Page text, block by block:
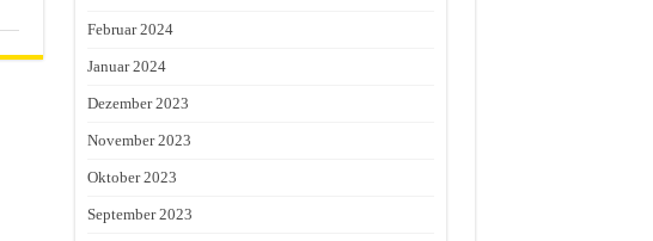
Februar 2024
Januar 2024
Dezember 2023
November 2023
Oktober 2023
September 2023